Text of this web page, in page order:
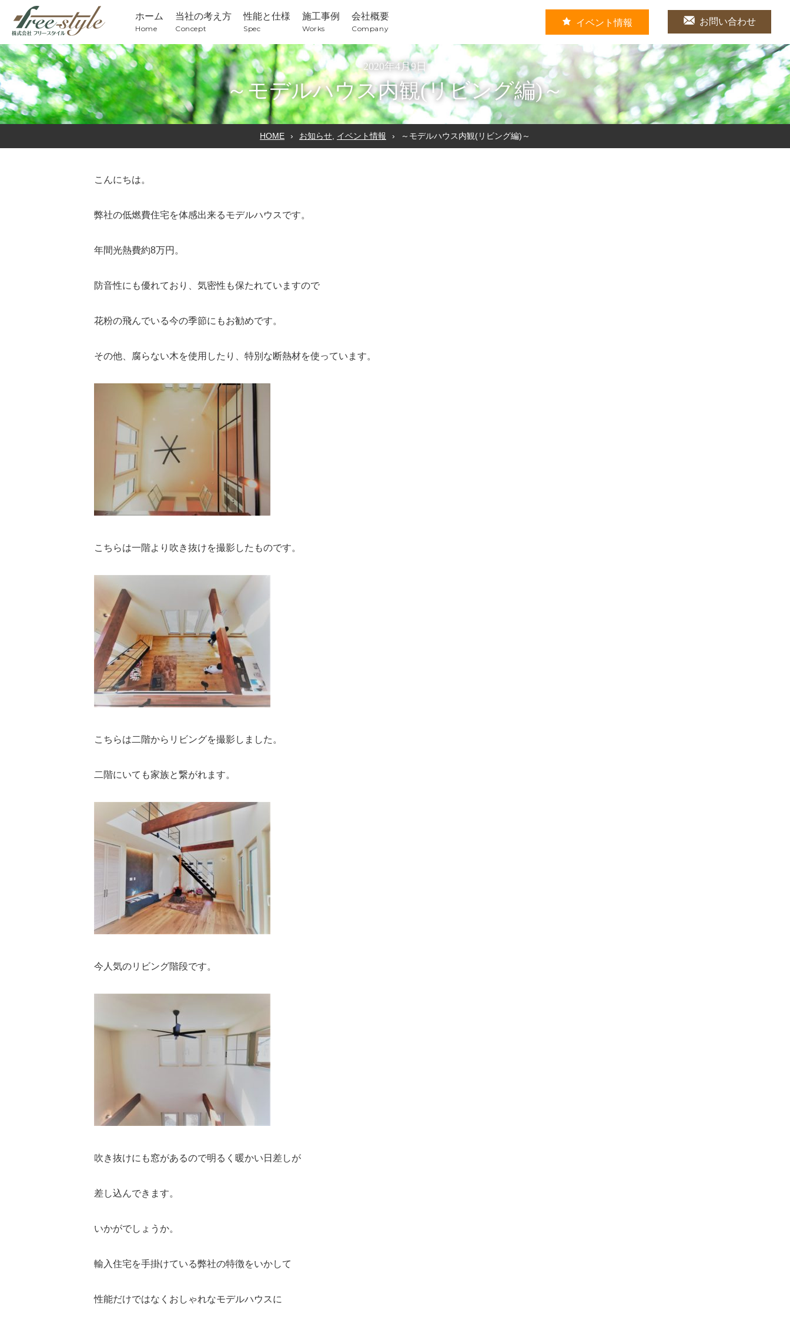
ホーム
Home
当社の考え方
Concept
性能と仕様
Spec
施工事例
Works
会社概要
Company
イベント情報 お問い合わせ
2020年4月9日
～モデルハウス内観(リビング編)～
HOME お知らせ イベント情報 ～モデルハウス内観(リビング編)～
こんにちは。
弊社の低燃費住宅を体感出来るモデルハウスです。
年間光熱費約8万円。
防音性にも優れており、気密性も保たれていますので
花粉の飛んでいる今の季節にもお勧めです。
その他、腐らない木を使用したり、特別な断熱材を使っています。
こちらは一階より吹き抜けを撮影したものです。
こちらは二階からリビングを撮影しました。
二階にいても家族と繋がれます。
今人気のリビング階段です。
吹き抜けにも窓があるので明るく暖かい日差しが
差し込んできます。
いかがでしょうか。
輸入住宅を手掛けている弊社の特徴をいかして
性能だけではなくおしゃれなモデルハウスに